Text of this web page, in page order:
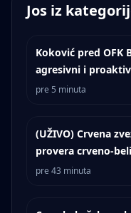
Jos iz
Koković pred OFK
agresivni i
pre 5 minuta
(UŽIVO) Crvena
provera crveno-
pre 43 minuta